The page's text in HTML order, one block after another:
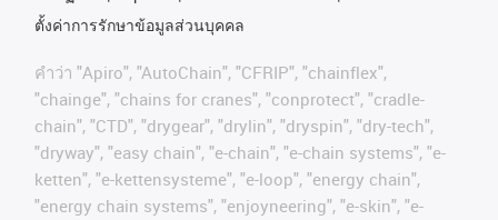
ตั้งค่าการรักษาข้อมูลส่วนบุคคล
คําว่า "Apiro", "AutoChain", "CFRIP", "chainflex",
"chainge", "chains for cranes", "conprotect", "cradle-
chain", "CTD", "drygear", "drylin", "dryspin", "dry-tech",
"dryway", "easy chain", "e-chain", "e-chain systems", "e-
ketten", "e-kettensysteme", "e-loop", "energy chain",
"energy chain systems", "enjoyneering", "e-skin", "e-